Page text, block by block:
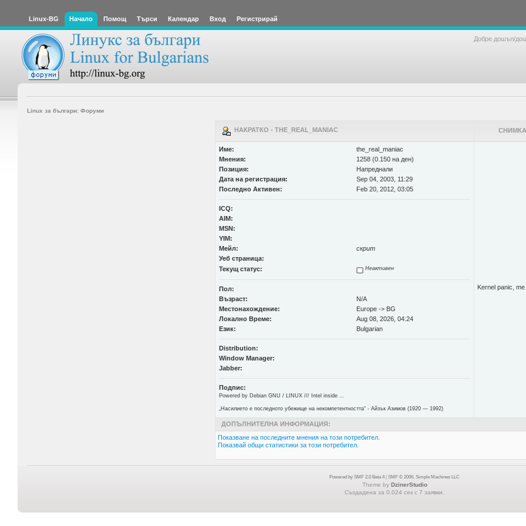
Linux-BG Начало Помощ Търси Календар Вход Регистрирай
Добре дошъл/
Linux за българи: Форуми
НАКРАТКО - THE_REAL_MANIAC
Име:
the_real_maniac
Мнения:
1258 (0.150 на ден)
Позиция:
Напреднали
Дата на регистрация:
Sep 04, 2003, 11:29
Последно Активен:
Feb 20, 2012, 03:05
ICQ:
AIM:
MSN:
YIM:
Мейл:
скрит
Уеб страница:
Текущ статус:
Неактивен
Пол:
Възраст:
N/A
Местонахождение:
Europe -> BG
Локално Време:
Aug 08, 2026, 04:24
Език:
Bulgarian
Distribution:
Window Manager:
Jabber:
Подпис:
Powered by Debian GNU / LINUX /// Intel inside ...
„Насилието е последното убежище на некомпетентността“ - Айзък Азимов (1920 — 1992)
Kernel panic,
ДОПЪЛНИТЕЛНА ИНФОРМАЦИЯ:
Показване на последните мнения на този потребител.
Показвай общи статистики за този потребител.
Powered by SMF 2.0 Beta 4 SMF © 2006, Simple Machines LLC
Theme by DzinerStudio
Създадена за 0.024 сек с 7 заявки.